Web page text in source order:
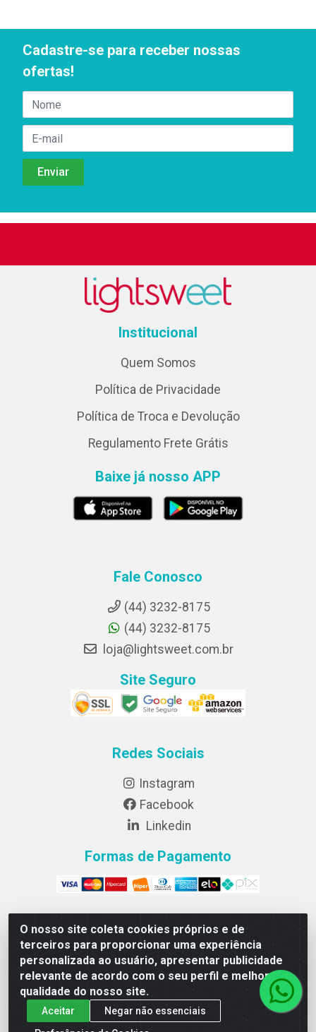
O nosso site coleta cookies próprios e de
terceiros para proporcionar uma experiência
personalizada ao usuário, apresentar publicidade
relevante de acordo com o seu perfil e melhorar a
qualidade do nosso site.
Aceitar
Negar não essenciais
Cadastre-se para receber nossas
ofertas!
Institucional
Quem Somos
Política de Privacidade
Política de Troca e Devolução
Regulamento Frete Grátis
Baixe já nosso APP
Fale Conosco
(44) 3232-8175
(44) 3232-8175
loja@lightsweet.com.br
Site Seguro
Redes Sociais
Instagram
Facebook
Linkedin
Formas de Pagamento
Lightsweet Industria e comercio de Alimentos LTDA -
CNPJ 82.015.652/0001-64 - Rodovia BR 376, km 188,
lote 300A - Marialva/PR - CEP 86990-000